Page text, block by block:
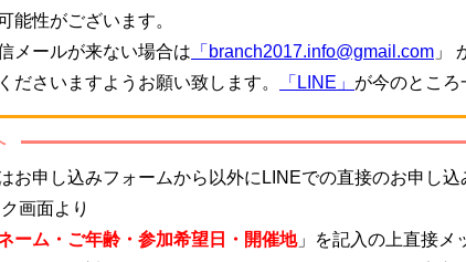
能性がございます。
メールが来ない場合は 「branch2017.info@gmail.com 」
ださいますようお願い致します。
「LINE」 が今のところ
お申し込みフォームから以外にLINEでの直接のお申し込
画面より
ーム・ご年齢・参加希望日・開催地」を記入の上直接メ